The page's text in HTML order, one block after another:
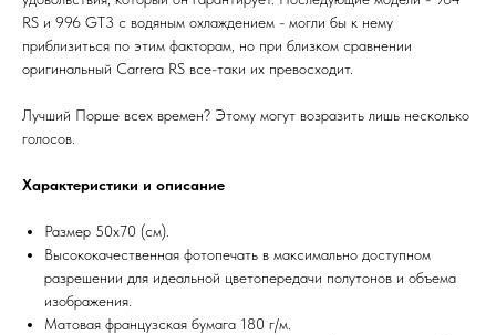
RS и 996 GT3 с водяным охлаждением - могли бы к нему
приблизиться по этим факторам, но при близком сравнении
оригинальный Carrera RS все-таки их превосходит.
Лучший Порше всех времен? Этому могут возразить лишь несколько
голосов.
Характеристики и описание
Размер 50х70 (см).
Высококачественная фотопечать в максимально доступном
разрешении для идеальной цветопередачи полутонов и объема
изображения.
Матовая французская бумага 180 г/м.